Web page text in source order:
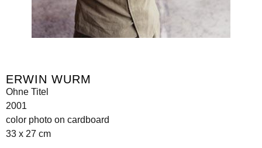
ERWIN WURM
Ohne Titel
2001
color photo on cardboard
33 x 27 cm